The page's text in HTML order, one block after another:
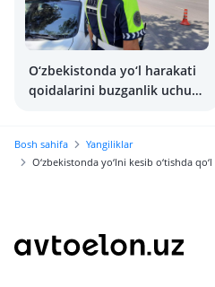
O‘zbekistonda yo‘l harakati
qoidalarini buzganlik uchun
Bosh sahifa
Yangiliklar
O‘zbekistonda yo‘lni kesib o‘tishda